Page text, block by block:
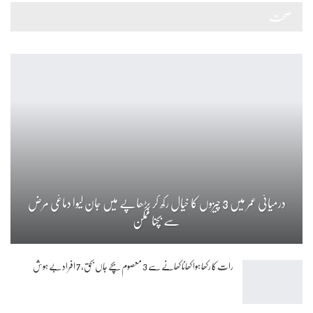
درمیانی عمر میں 3 چیزوں کا خیال رکھ کر بڑھاپے میں جان لیوا دماغی مرض
سے بچنا ممکن
رات کا رکھا ہوا کھانا کھانے سے 3 معصوم بچے جاں بحق، 7 افراد بے ہوش